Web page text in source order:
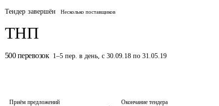
Тендер завершён Несколько поставщиков
ТНП
500 перевозок 1–5 пер. в день,с 30.09.18 по 31.05.19
Приём предложений
Окончание тендера